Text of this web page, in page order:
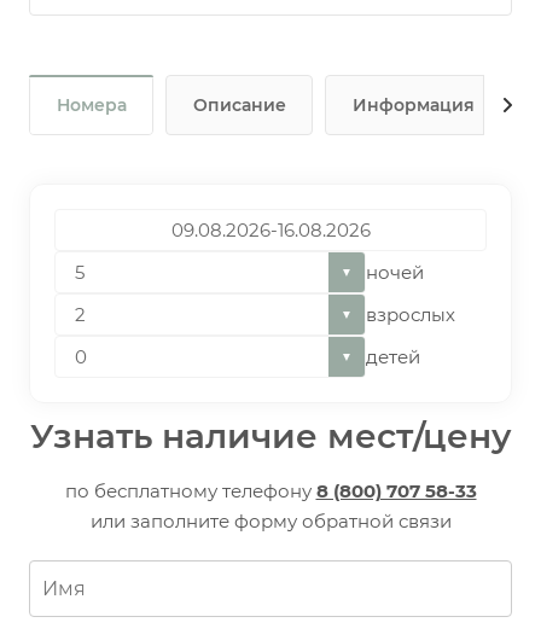
Номера Описание Информация
▼ ночей
▼ взрослых
▼ детей
Узнать наличие мест/цену
по бесплатному телефону 8 (800) 707 58-33
или заполните форму обратной связи